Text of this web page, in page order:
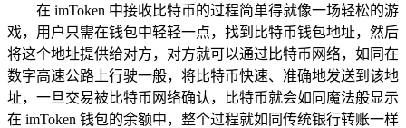
在 imToken 中接收比特币的过程简单得就像一场轻松的游
戏，用户只需在钱包中轻轻一点，找到比特币钱包地址，然后
将这个地址提供给对方，对方就可以通过比特币网络，如同在
数字高速公路上行驶一般，将比特币快速、准确地发送到该地
址，一旦交易被比特币网络确认，比特币就会如同魔法般显示
在 imToken 钱包的余额中，整个过程就如同传统银行转账一样